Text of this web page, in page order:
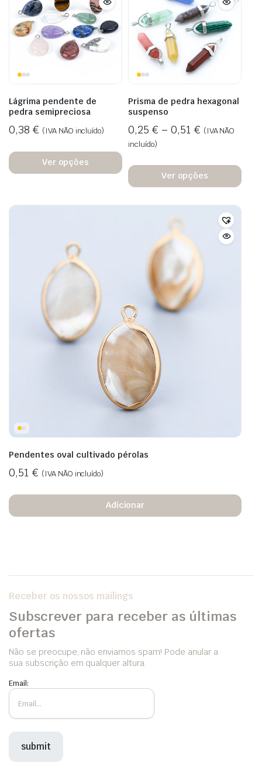
Lágrima pendente de
pedra semipreciosa
0,38 € (IVA NÃO incluído)
Ver opções
Prisma de pedra hexagonal
suspenso
0,25 € – 0,51 € (IVA NÃO
incluído)
Ver opções
Pendentes oval cultivado pérolas
0,51 € (IVA NÃO incluído)
Adicionar
Receber os nossos mailings
Subscrever para receber as últimas
ofertas
Não se preocupe, não enviamos spam! Pode anular a
sua subscrição em qualquer altura.
Email: